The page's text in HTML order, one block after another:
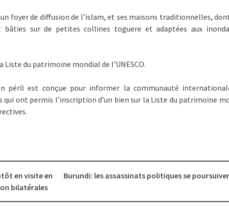
un foyer de diffusion de l’islam, et ses maisons traditionnelles,
bâties sur de petites collines toguere et adaptées aux
du patrimoine mondial de l’UNESCO.
péril est conçue pour informer la communauté
ont permis l’inscription d’un bien sur la Liste du patrimoine
en visite en
bilatérales
Burundi: les assassinats politiques se